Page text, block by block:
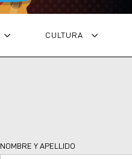
CULTURA
NOMBRE Y APELLIDO